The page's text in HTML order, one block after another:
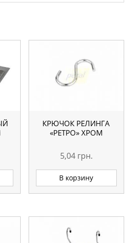
КРЮЧОК РЕЛИНГА
«РЕТРО» ХРОМ
5,04 грн.
В корзину